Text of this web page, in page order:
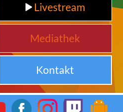
Livestream
Mediathek
Kontakt